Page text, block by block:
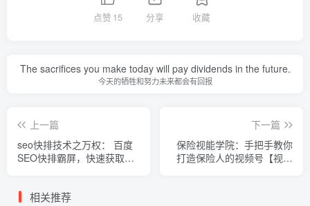
点赞 15 分享 收藏
The sacrifices you make today will pay dividends in the future.
今天的牺牲和努力未来都会有回报
上一篇
seo快排技术之万权： 百度
SEO快排霸屏，快速获取排
下一篇
保险视能学院：手把手教你
打造保险人的视频号【视频
相关推荐